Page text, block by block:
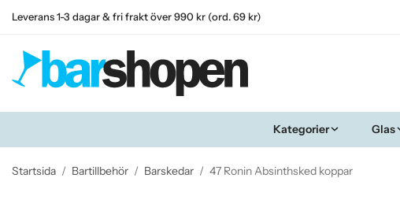
Leverans 1-3 dagar & fri frakt över 990 kr (ord. 69 kr)
Kategorier Glas
Startsida / Bartillbehör / Barskedar / 47 Ronin Absinthsked koppar